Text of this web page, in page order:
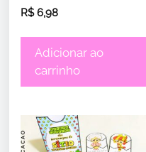
R$6,98
Adicionar ao
carrinho